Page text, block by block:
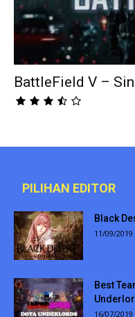
BattleField V –
PILIHAN EDITOR
Black
11/09/2019
Best
16/07/2019